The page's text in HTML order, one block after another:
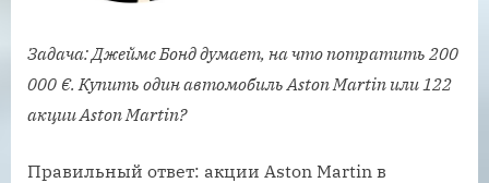
Задача: Джеймс Бонд думает, на что потратить 200
000 €. Купить один автомобиль Aston Martin или 122
акции Aston Martin?
Правильный ответ: акции Aston Martin в